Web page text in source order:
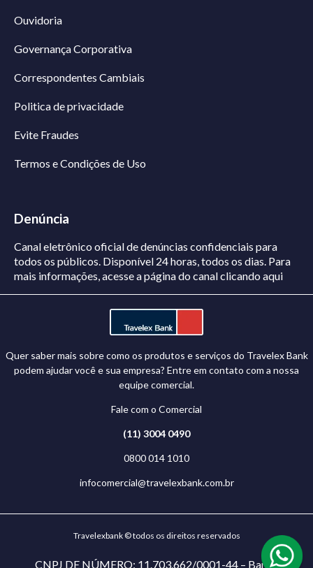
Ouvidoria
Governança Corporativa
Correspondentes Cambiais
Politica de privacidade
Evite Fraudes
Termos e Condições de Uso
Denúncia
Canal eletrônico oficial de denúncias confidenciais para
todos os públicos. Disponível 24 horas, todos os dias. Para
mais informações, acesse a página do canalclicando aqui
Quer saber mais sobre como os produtos e serviços do Travelex Bank
podem ajudar você e sua empresa? Entre em contato com a nossa
equipe comercial.
Fale com o Comercial
(11) 3004 0490
0800 014 1010
infocomercial@travelexbank.com.br
Travelexbank © todos os direitos reservados
CNPJ DE NÚMERO: 11.703.662/0001-44 – Banco